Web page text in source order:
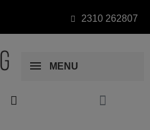
2310 262807
MENU